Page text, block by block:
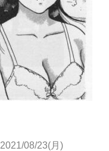
2021/08/23(月)